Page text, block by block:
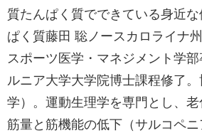
質たんぱく質でできている身近
ぱく質藤田 聡ノースカロライナ
スポーツ医学・マネジメント学
ルニア大学大学院博士課程修了
学）。運動生理学を専門とし、
筋量と筋機能の低下（サルコペ